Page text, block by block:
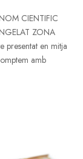
CIENTIFIC
ZONA
presentat en mitja
amb